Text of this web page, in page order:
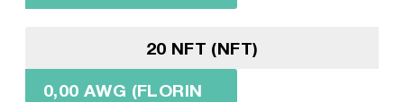
20 NFT (NFT)
0,00 AWG (FLORIN